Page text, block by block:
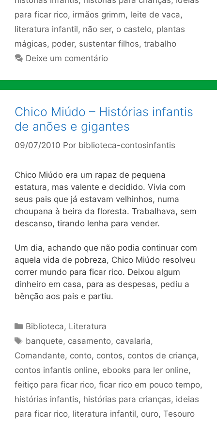
para ficar rico, irmãos grimm, leite de vaca,
literatura infantil, não ser, o castelo, plantas
mágicas, poder, sustentar filhos, trabalho
Deixe um comentário
Chico Miúdo – Histórias infantis
de anões e gigantes
09/07/2010 Por biblioteca-contosinfantis
Chico Miúdo era um rapaz de pequena
estatura, mas valente e decidido. Vivia com
seus pais que já estavam velhinhos, numa
choupana à beira da floresta. Trabalhava, sem
descanso, tirando lenha para vender.
Um dia, achando que não podia continuar com
aquela vida de pobreza, Chico Miúdo resolveu
correr mundo para ficar rico. Deixou algum
dinheiro em casa, para as despesas, pediu a
bênção aos pais e partiu.
Categorias
Biblioteca, Literatura
Tags
banquete, casamento, cavalaria,
Comandante, conto, contos, contos de criança,
contos infantis online, ebooks para ler online,
feitiço para ficar rico, ficar rico em pouco tempo,
histórias infantis, histórias para crianças, ideias
para ficar rico, literatura infantil, ouro, Tesouro